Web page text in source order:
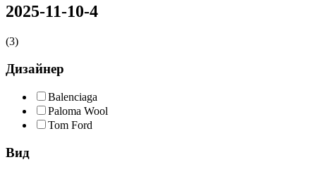
2025-11-10-4
(3)
Дизайнер
Balenciaga
Paloma Wool
Tom Ford
Вид